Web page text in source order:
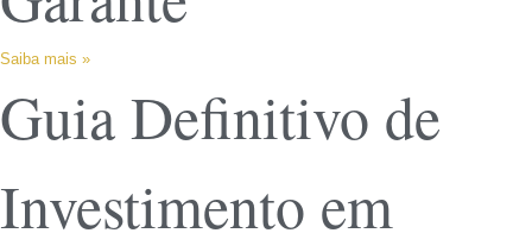
Saiba mais »
Guia Definitivo de
Investimento em